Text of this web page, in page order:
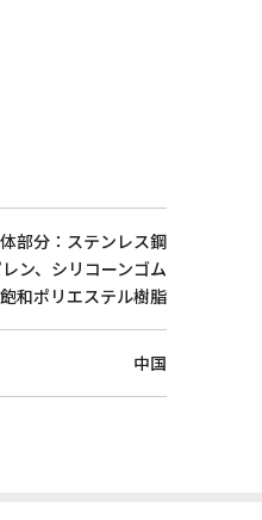
部分：ステンレス鋼
ン、シリコーンゴム
和ポリエステル樹脂
中国